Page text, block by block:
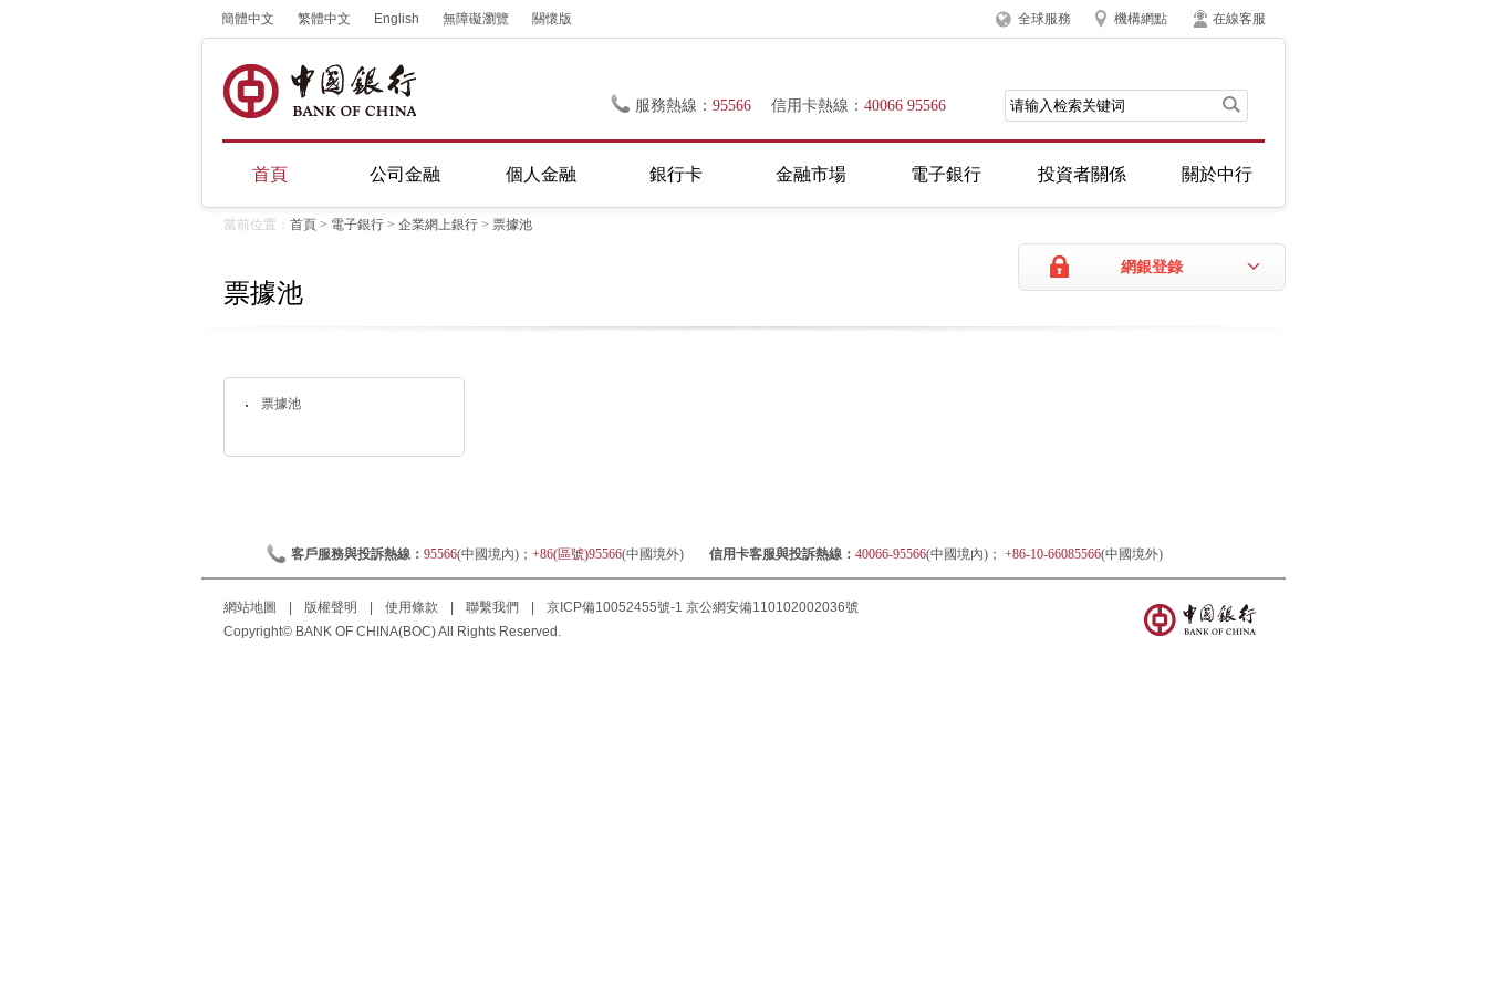
簡體中文 繁體中文 English 無障礙瀏覽 關懷版 全球服務 機構網點 在線客服
服務熱線： 95566 信用卡熱線： 40066 95566
首頁 公司金融 個人金融 銀行卡 金融市場 電子銀行 投資者關係 關於中行
當前位置： 首頁 > 電子銀行 > 企業網上銀行 > 票據池
票據池
網銀登錄
票據池
客戶服務與投訴熱線： 95566(中國境內)； +86(區號)95566(中國境外) 信用卡客服與投訴熱線： 40066-95566(中國境內)； +86-10-66085566(中國境外)
網站地圖 版權聲明 使用條款 聯繫我們 京ICP備10052455號-1 京公網安備110102002036號
Copyright© BANK OF CHINA(BOC) All Rights Reserved.